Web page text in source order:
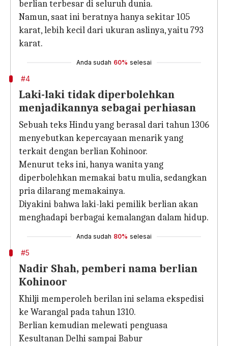
berlian terbesar di seluruh dunia.
Namun, saat ini beratnya hanya sekitar 105
karat, lebih kecil dari ukuran aslinya, yaitu 793
karat.
Anda sudah 60% selesai
#4
Laki-laki tidak diperbolehkan
menjadikannya sebagai perhiasan
Sebuah teks Hindu yang berasal dari tahun 1306
menyebutkan kepercayaan menarik yang
terkait dengan berlian Kohinoor.
Menurut teks ini, hanya wanita yang
diperbolehkan memakai batu mulia, sedangkan
pria dilarang memakainya.
Diyakini bahwa laki-laki pemilik berlian akan
menghadapi berbagai kemalangan dalam hidup.
Anda sudah 80% selesai
#5
Nadir Shah, pemberi nama berlian
Kohinoor
Khilji memperoleh berilan ini selama ekspedisi
ke Warangal pada tahun 1310.
Berlian kemudian melewati penguasa
Kesultanan Delhi sampai Babur